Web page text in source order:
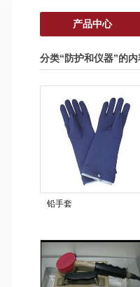
产品中心
分类“防护和仪器”的内
铅手套